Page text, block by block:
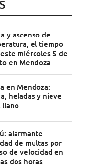
y ascenso de
el tiempo
miércoles 5 de
en Mendoza
en Mendoza:
heladas y nieve
llano
alarmante
de multas por
de velocidad en
dos horas